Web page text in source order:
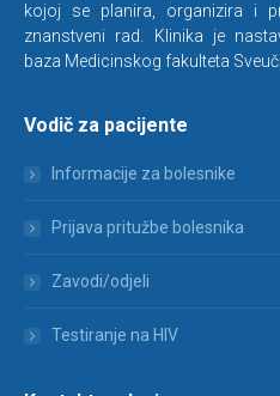
kojoj se planira, organizira i
znanstveni rad. Klinika je
baza Medicinskog fakulteta
Vodič za pacijente
Informacije za bolesnike
Prijava pritužbe bolesnika
Zavodi/odjeli
Testiranje na HIV